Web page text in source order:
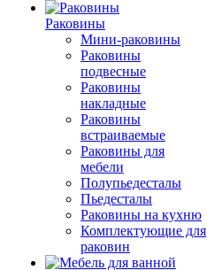
Раковины
Мини-раковины
Раковины
подвесные
Раковины
накладные
Раковины
встраиваемые
Раковины для
мебели
Полупьедесталы
Пьедесталы
Раковины на кухню
Комплектующие для
раковин